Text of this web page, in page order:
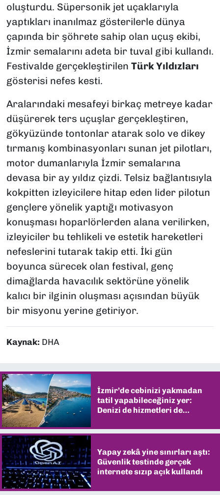
oluşturdu. Süpersonik jet uçaklarıyla
yaptıkları inanılmaz gösterilerle dünya
çapında bir şöhrete sahip olan uçuş ekibi,
İzmir semalarını adeta bir tuval gibi kullandı.
Festivalde gerçekleştirilen Türk Yıldızları
gösterisi nefes kesti.
Aralarındaki mesafeyi birkaç metreye kadar
düşürerek ters uçuşlar gerçekleştiren,
gökyüzünde tontonlar atarak solo ve dikey
tırmanış kombinasyonları sunan jet pilotları,
motor dumanlarıyla İzmir semalarına
devasa bir ay yıldız çizdi. Telsiz bağlantısıyla
kokpitten izleyicilere hitap eden lider pilotun
gençlere yönelik yaptığı motivasyon
konuşması hoparlörlerden alana verilirken,
izleyiciler bu tehlikeli ve estetik hareketleri
nefeslerini tutarak takip etti. İki gün
boyunca sürecek olan festival, genç
dimağlarda havacılık sektörüne yönelik
kalıcı bir ilginin oluşması açısından büyük
bir misyonu yerine getiriyor.
Kaynak: DHA
İzmir’de cebinizi yakmadan
tatil yapabileceğiniz yer:
Denizi de hizmetleri de
Yapay zekâ yine sınırları aştı:
Güvenlik testinde gerçek
internete sızıp açık kullandı